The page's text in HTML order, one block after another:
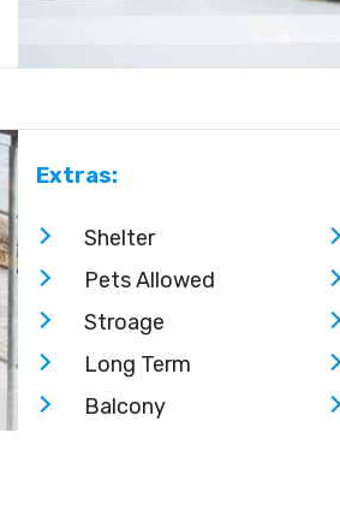
Extras:
Shelter
Pets Allowed
Stroage
Long Term
Balcony